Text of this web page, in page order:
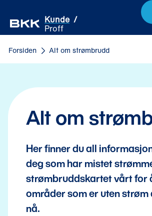
Kunde
Proff
Forsiden Alt om strømbrudd
Alt om
Her finner du all
deg som har mistet
strømbruddskartet vårt for
områder som er uten
nå.